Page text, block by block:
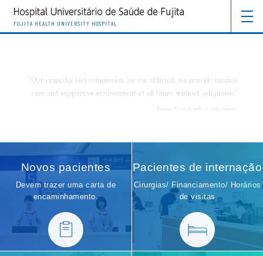
FUJITA HEALTH UNIVERSITY HOSPITAL
Novos pacientes
Devem trazer uma carta de
encaminhamento.
Pacientes de internação
Cirurgias/ Financiamento/ Horários
de visitas